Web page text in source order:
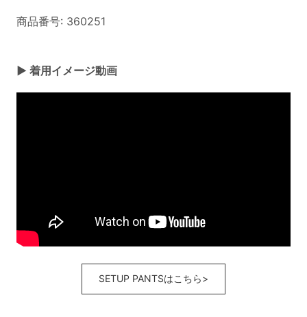
商品番号: 360251
▶ 着用イメージ動画
SETUP PANTSはこちら>